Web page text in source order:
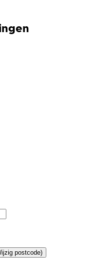
postcode)